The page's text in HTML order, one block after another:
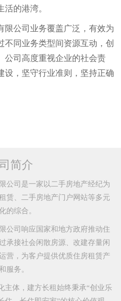
的港湾。
限公司 业务覆盖广泛，有效为
不同业务类型间资源互动，创
公司高度重视企业的社会责
设，坚守行业准则，坚持正确
简介
公司是一家以二手房地产经纪为
赁、二手房地产门户网站等多元
的综合。
公司响应国家和地方政府推动住
承接社会闲散房源、改建存量闲
营，为客户提供优质住房租赁产
服务。
主体，建方长租始终秉承“创业乐